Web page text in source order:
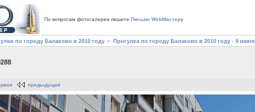
По вопросам фотогалереи пишите Письмо WebМастеру
по городу Балаково в 2010 году Прогулка по городу Балаково в 2010 году - 9 июня
предыдущая